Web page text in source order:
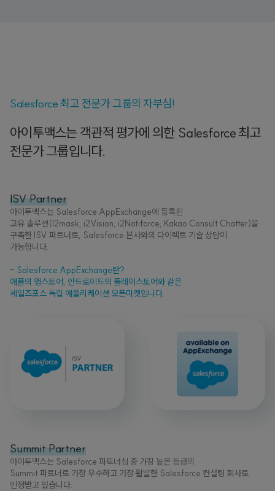
Salesforce 최고 전문가 그룹의 자부심!
아이투맥스는 객관적 평가에 의한 Salesforce 최고
전문가 그룹입니다.
ISV Partner
아이투맥스는 Salesforce AppExchange에 등록된
고유 솔루션(I2mask, i2Vision, i2Notiforce, Kakao Consult Chatter)을
구축한 ISV 파트너로, Salesforce 본사와의 다이렉트 기술 상담이
가능합니다.
- Salesforce AppExchange란?
애플의 앱스토어, 안드로이드의 플레이스토어와 같은
세일즈포스 독립 애플리케이션 오픈마켓입니다.
Summit Partner
아이투맥스는 Salesforce 파트너십 중 가장 높은 등급의
Summit 파트너로 가장 우수하고 가장 활발한 Salesforce 컨설팅 회사로
인정받고 있습니다.